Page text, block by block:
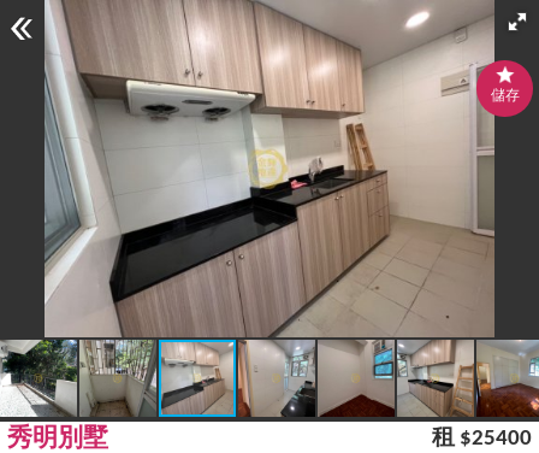
儲存
秀明別墅 租 $25400